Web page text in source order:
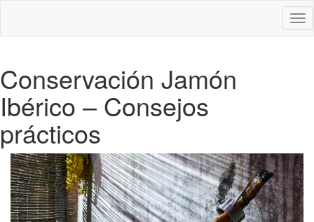
Conservación Jamón
Ibérico – Consejos
prácticos